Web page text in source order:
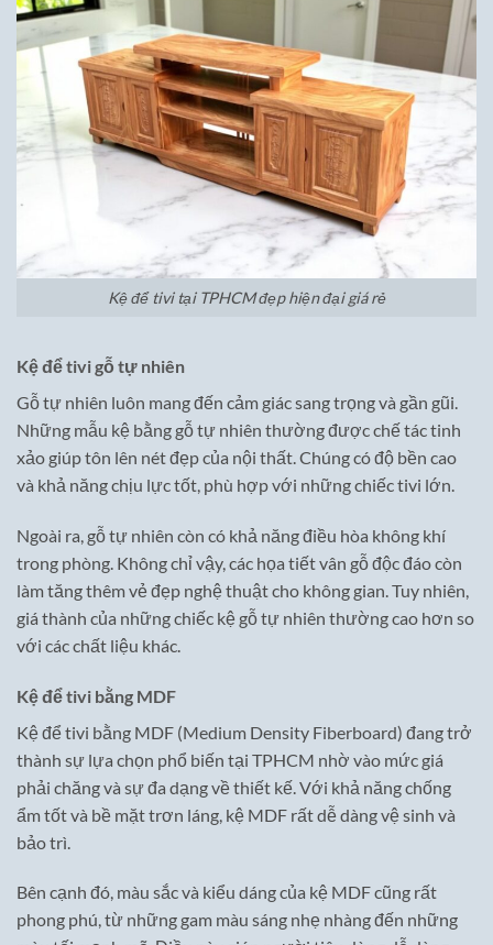
Kệ để tivi tại TPHCM đẹp hiện đại giá rẻ
Kệ để tivi gỗ tự nhiên
Gỗ tự nhiên luôn mang đến cảm giác sang trọng và gần gũi.
Những mẫu kệ bằng gỗ tự nhiên thường được chế tác tinh
xảo giúp tôn lên nét đẹp của nội thất. Chúng có độ bền cao
và khả năng chịu lực tốt, phù hợp với những chiếc tivi lớn.
Ngoài ra, gỗ tự nhiên còn có khả năng điều hòa không khí
trong phòng. Không chỉ vậy, các họa tiết vân gỗ độc đáo còn
làm tăng thêm vẻ đẹp nghệ thuật cho không gian. Tuy nhiên,
giá thành của những chiếc kệ gỗ tự nhiên thường cao hơn so
với các chất liệu khác.
Kệ để tivi bằng MDF
Kệ để tivi bằng MDF (Medium Density Fiberboard) đang trở
thành sự lựa chọn phổ biến tại TPHCM nhờ vào mức giá
phải chăng và sự đa dạng về thiết kế. Với khả năng chống
ẩm tốt và bề mặt trơn láng, kệ MDF rất dễ dàng vệ sinh và
bảo trì.
Bên cạnh đó, màu sắc và kiểu dáng của kệ MDF cũng rất
phong phú, từ những gam màu sáng nhẹ nhàng đến những